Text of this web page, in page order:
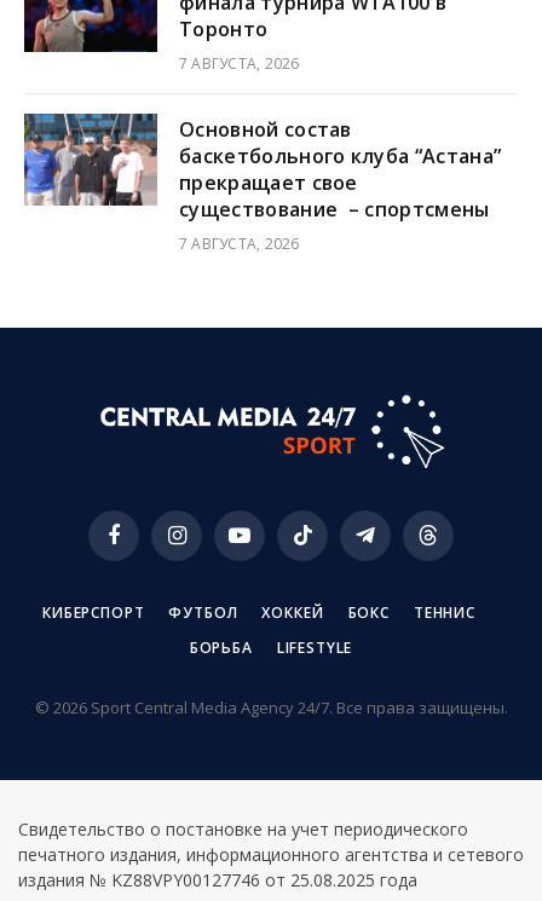
Торонто
7 АВГУСТА, 2026
Основной состав
баскетбольного клуба “Астана”
прекращает свое
существование – спортсмены
7 АВГУСТА, 2026
FacebookInstagramYouTubeTikTok TelegramThreads
КИБЕРСПОРТ ФУТБОЛ ХОККЕЙ БОКС
ТЕННИС
БОРЬБА
LIFESTYLE
© 2026 Sport Central Media Agency 24/7. Все права защищены.
Свидетельство о постановке на учет периодического
печатного издания, информационного агентства и сетевого
издания № KZ88VPY00127746 от 25.08.2025 года